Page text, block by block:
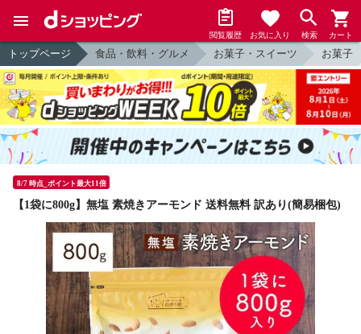
閲覧履歴 お気に入り 検索 カート
トップページ 食品・飲料・グルメ お菓子・スイーツ お菓子
8/7 時点_ポイント最大11倍
【1袋に800g】無塩 素焼きアーモンド 送料無料 訳あり(簡易梱包)